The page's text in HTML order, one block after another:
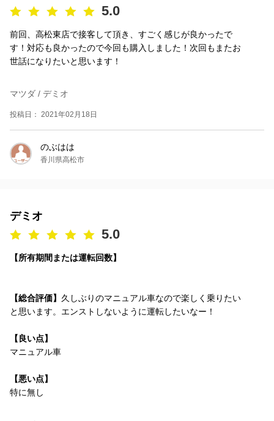
5.0
前回、高松東店で接客して頂き、すごく感じが良かったで
す！対応も良かったので今回も購入しました！次回もまたお
世話になりたいと思います！
マツダ / デミオ
投稿日： 2021年02月18日
のぶはは
香川県高松市
デミオ
5.0
【所有期間または運転回数】
【総合評価】 久しぶりのマニュアル車なので楽しく乗りたい
と思います。エンストしないように運転したいなー！
【良い点】
マニュアル車
【悪い点】
特に無し